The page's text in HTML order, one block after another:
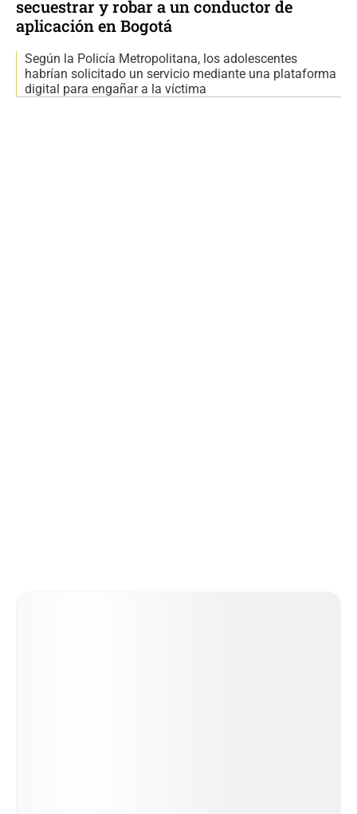
secuestrar y robar a un conductor de
aplicación en Bogotá
Según la Policía Metropolitana, los adolescentes
habrían solicitado un servicio mediante una plataforma
digital para engañar a la víctima